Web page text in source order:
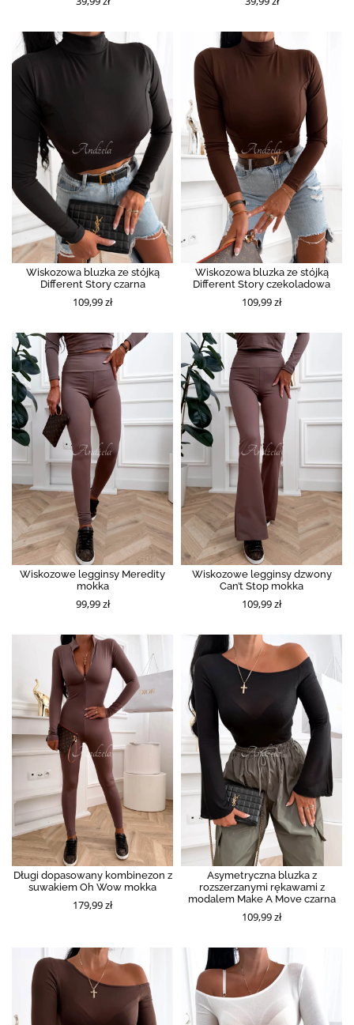
Wiskozowa bluzka ze stójką
Different Story czarna
109,99 zł
Wiskozowa bluzka ze stójką
Different Story czekoladowa
109,99 zł
Wiskozowe legginsy Meredity
mokka
99,99 zł
Wiskozowe legginsy dzwony
Can’t Stop mokka
109,99 zł
Długi dopasowany kombinezon z
suwakiem Oh Wow mokka
179,99 zł
Asymetryczna bluzka z
rozszerzanymi rękawami z
modalem Make A Move czarna
109,99 zł